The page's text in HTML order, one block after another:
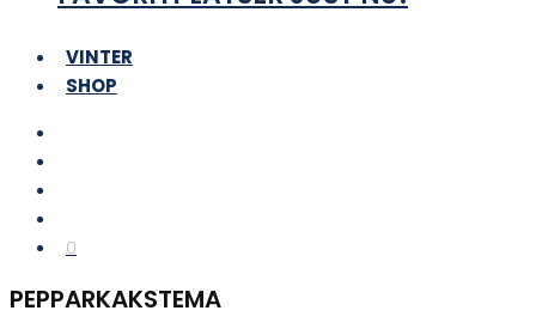
VINTER
SHOP
0
PEPPARKAKSTEMA